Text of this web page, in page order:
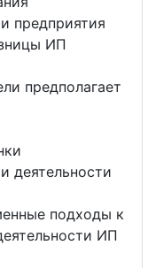
предприятия
ИП
предполагает
деятельности
подходы к
ИП